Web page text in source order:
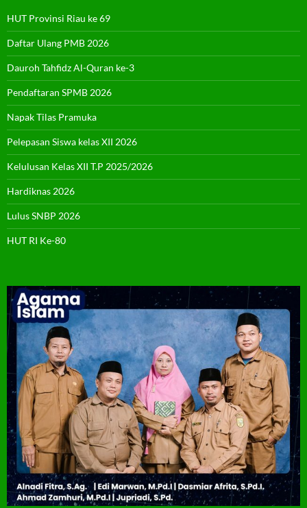
HUT Provinsi Riau ke 69
Daftar Ulang PMB 2026
Dauroh Tahfidz Al-Quran ke-3
Pendaftaran SPMB 2026
Napak Tilas Pramuka
Pelepasan Siswa kelas XII 2026
Kelulusan Kelas XII T.P 2025/2026
Hardiknas 2026
Lulus SNBP 2026
HUT RI Ke-80